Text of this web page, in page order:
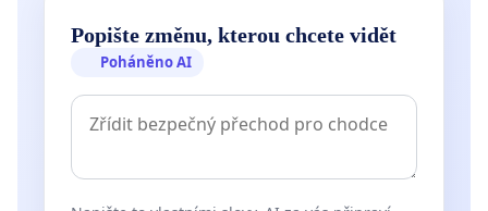
Popište změnu, kterou chcete vidět
Poháněno AI